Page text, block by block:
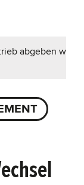
abgeben willst.